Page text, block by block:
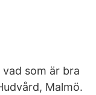
som är bra
Malmö.